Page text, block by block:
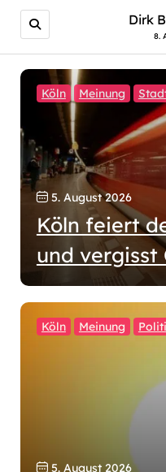
Dirk
8.
Köln Meinung
5. August 2026
Köln feiert
und vergisst
Köln Meinung
5. August 2026